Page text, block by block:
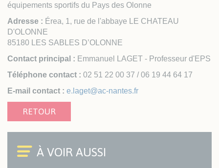
équipements sportifs du Pays des Olonne
Adresse : Érea, 1, rue de l'abbaye LE CHATEAU
D'OLONNE
85180 LES SABLES D’OLONNE
Contact principal : Emmanuel LAGET - Professeur d'EPS
Téléphone contact : 02 51 22 00 37 / 06 19 44 64 17
E-mail contact : e.laget@ac-nantes.fr
RETOUR